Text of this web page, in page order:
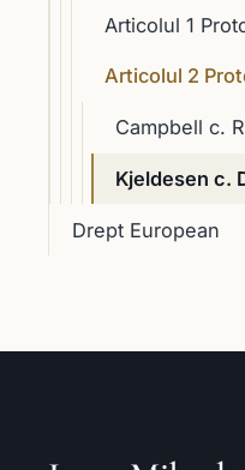
Articolul 1
Articolul 2
Campbell c.
Kjeldesen c.
Drept European